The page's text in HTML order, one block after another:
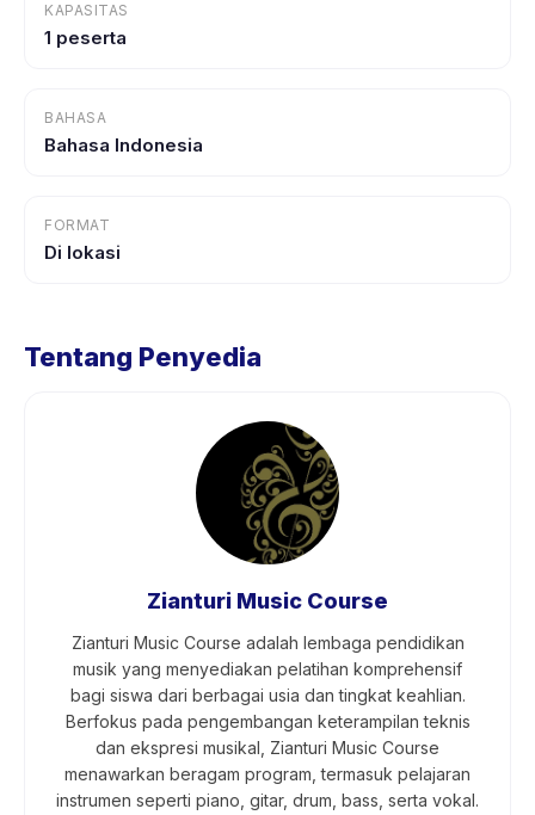
KAPASITAS
1 peserta
BAHASA
Bahasa Indonesia
FORMAT
Di lokasi
Tentang Penyedia
Zianturi Music Course
Zianturi Music Course adalah lembaga pendidikan
musik yang menyediakan pelatihan komprehensif
bagi siswa dari berbagai usia dan tingkat keahlian.
Berfokus pada pengembangan keterampilan teknis
dan ekspresi musikal, Zianturi Music Course
menawarkan beragam program, termasuk pelajaran
instrumen seperti piano, gitar, drum, bass, serta vokal.